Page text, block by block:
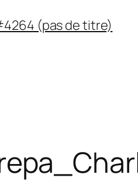
(pas de titre)